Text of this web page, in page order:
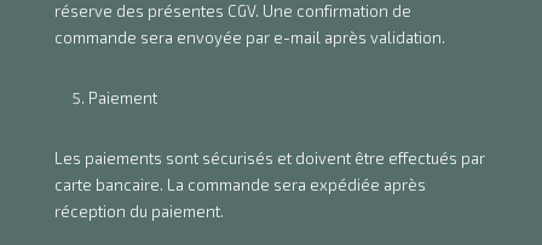
réserve des présentes CGV. Une confirmation de
commande sera envoyée par e-mail après validation.
Paiement
Les paiements sont sécurisés et doivent être effectués par
carte bancaire. La commande sera expédiée après
réception du paiement.